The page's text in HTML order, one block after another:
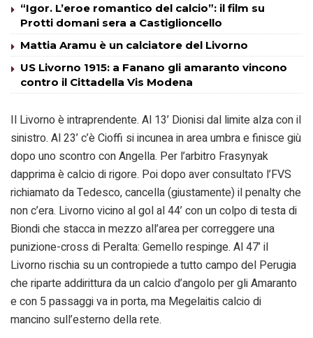
“Igor. L’eroe romantico del calcio”: il film su
Protti domani sera a Castiglioncello
Mattia Aramu è un calciatore del Livorno
US Livorno 1915: a Fanano gli amaranto vincono
contro il Cittadella Vis Modena
Il Livorno è intraprendente. Al 13’ Dionisi dal limite alza con il
sinistro. Al 23’ c’è Cioffi si incunea in area umbra e finisce giù
dopo uno scontro con Angella. Per l’arbitro Frasynyak
dapprima è calcio di rigore. Poi dopo aver consultato l’FVS
richiamato da Tedesco, cancella (giustamente) il penalty che
non c’era. Livorno vicino al gol al 44’ con un colpo di testa di
Biondi che stacca in mezzo all’area per correggere una
punizione-cross di Peralta: Gemello respinge. Al 47’ il
Livorno rischia su un contropiede a tutto campo del Perugia
che riparte addirittura da un calcio d’angolo per gli Amaranto
e con 5 passaggi va in porta, ma Megelaitis calcio di
mancino sull’esterno della rete.